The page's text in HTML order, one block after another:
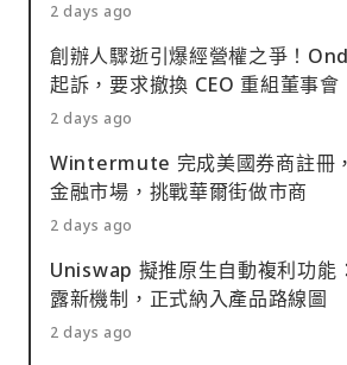
調沒有任何削減或延期計畫。
Mark Palmer 亦力挺指出，微策
843,706 顆的比特幣儲備（占全球
新機會 財經媒體《福布斯》分析認為，這波跌勢本質上
是一場由量化基金技術性停損引發
而非基本面的惡化。 對於長線價值投資人而言，當前
STRC 的折價反而創造了一個獨特
的前提下，以約 94 美元的成本買
產，不僅能鎖定實質超過 12% 的
比特幣築底反彈、STRC 重新向
2 days ago
創辦人驟逝引爆經營權之爭！
起訴，要求撤換 CEO 重組董事會
2 days ago
Wintermute 完成美國券商註冊
金融市場，挑戰華爾街做市商
2 days ago
Uniswap 擬推原生自動複利功能
露新機制，正式納入產品路線圖
2 days ago